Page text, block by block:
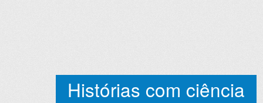
Histórias com ciência